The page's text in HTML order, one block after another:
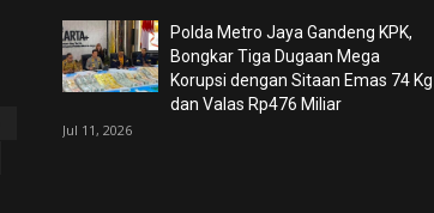
Polda Metro Jaya Gandeng KPK,
Bongkar Tiga Dugaan Mega
Korupsi dengan Sitaan Emas 74 Kg
dan Valas Rp476 Miliar
Jul 11, 2026